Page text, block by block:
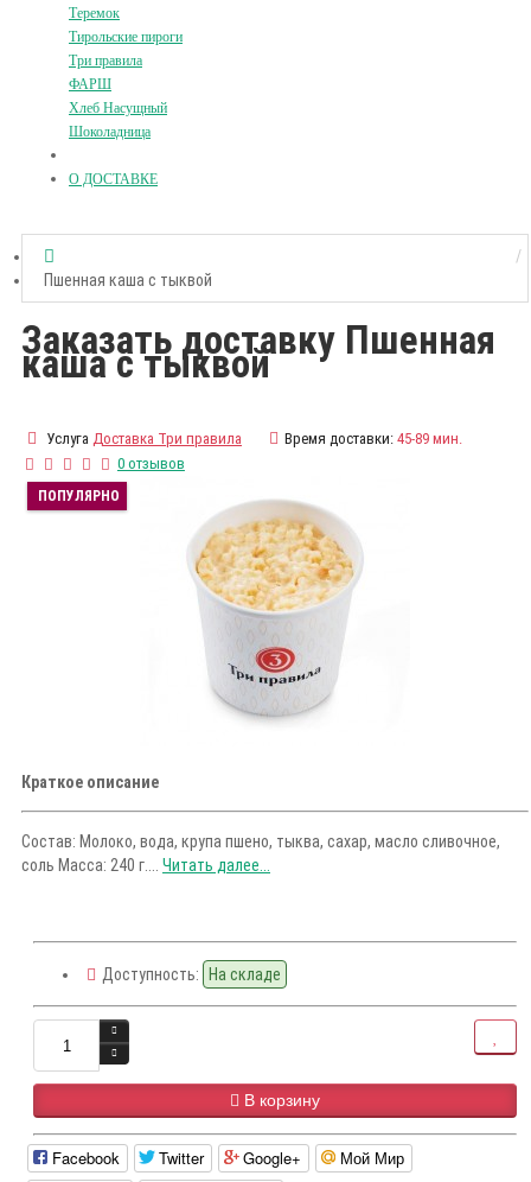
Теремок
Тирольские пироги
Три правила
ФАРШ
Хлеб Насущный
Шоколадница
О ДОСТАВКЕ
Пшенная каша с тыквой
Заказать доставку Пшенная
каша с тыквой
Услуга Доставка Три правила Время доставки: 45-89 мин.
0 отзывов
ПОПУЛЯРНО
Краткое описание
Состав: Молоко, вода, крупа пшено, тыква, сахар, масло сливочное,
соль Масса: 240 г.... Читать далее...
Доступность: На складе
В корзину
Facebook Twitter Google+ Мой Мир